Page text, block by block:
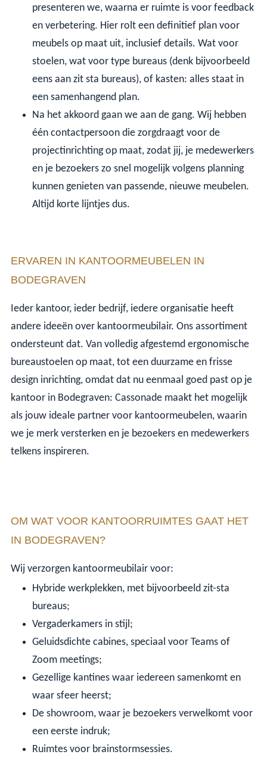
presenteren we, waarna er ruimte is voor feedback
en verbetering. Hier rolt een definitief plan voor
meubels op maat uit, inclusief details. Wat voor
stoelen, wat voor type bureaus (denk bijvoorbeeld
eens aan zit sta bureaus), of kasten: alles staat in
een samenhangend plan.
Na het akkoord gaan we aan de gang. Wij hebben
één contactpersoon die zorgdraagt voor de
projectinrichting op maat, zodat jij, je medewerkers
en je bezoekers zo snel mogelijk volgens planning
kunnen genieten van passende, nieuwe meubelen.
Altijd korte lijntjes dus.
ERVAREN IN KANTOORMEUBELEN IN
BODEGRAVEN
Ieder kantoor, ieder bedrijf, iedere organisatie heeft
andere ideeën over kantoormeubilair. Ons assortiment
ondersteunt dat. Van volledig afgestemd ergonomische
bureaustoelen op maat, tot een duurzame en frisse
design inrichting, omdat dat nu eenmaal goed past op je
kantoor in Bodegraven: Cassonade maakt het mogelijk
als jouw ideale partner voor kantoormeubelen, waarin
we je merk versterken en je bezoekers en medewerkers
telkens inspireren.
OM WAT VOOR KANTOORRUIMTES GAAT HET
IN BODEGRAVEN?
Wij verzorgen kantoormeubilair voor:
Hybride werkplekken, met bijvoorbeeld zit-sta
bureaus;
Vergaderkamers in stijl;
Geluidsdichte cabines, speciaal voor Teams of
Zoom meetings;
Gezellige kantines waar iedereen samenkomt en
waar sfeer heerst;
De showroom, waar je bezoekers verwelkomt voor
een eerste indruk;
Ruimtes voor brainstormsessies.